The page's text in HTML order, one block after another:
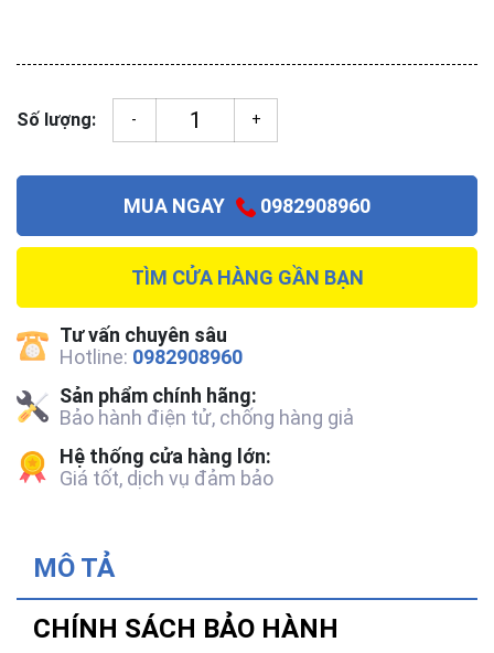
Số lượng: - +
MUA NGAY 0982908960
TÌM CỬA HÀNG GẦN BẠN
Tư vấn chuyên sâu
Hotline: 0982908960
Sản phẩm chính hãng:
Bảo hành điện tử, chống hàng giả
Hệ thống cửa hàng lớn:
Giá tốt, dịch vụ đảm bảo
MÔ TẢ
CHÍNH SÁCH BẢO HÀNH